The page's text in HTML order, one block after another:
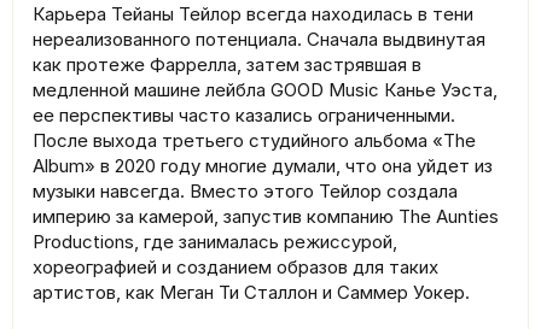
Карьера Тейаны Тейлор всегда находилась в тени
нереализованного потенциала. Сначала выдвинутая
как протеже Фаррелла, затем застрявшая в
медленной машине лейбла GOOD Music Канье Уэста,
ее перспективы часто казались ограниченными.
После выхода третьего студийного альбома «The
Album» в 2020 году многие думали, что она уйдет из
музыки навсегда. Вместо этого Тейлор создала
империю за камерой, запустив компанию The Aunties
Productions, где занималась режиссурой,
хореографией и созданием образов для таких
артистов, как Меган Ти Сталлон и Саммер Уокер.